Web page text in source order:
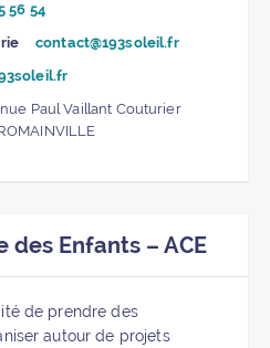
56 54
contact@193soleil.fr
Paul Vaillant Couturier
Enfants – ACE
de prendre des
autour de projets